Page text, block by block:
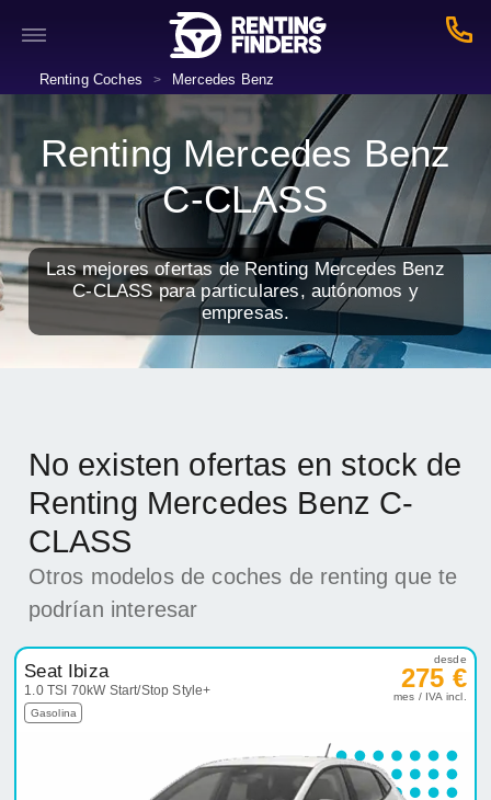
Renting Coches > Mercedes Benz
Renting Mercedes Benz
C-CLASS
Las mejores ofertas de Renting Mercedes Benz
C-CLASS para particulares, autónomos y
empresas.
No existen ofertas en stock de
Renting Mercedes Benz C-
CLASS
Otros modelos de coches de renting que te
podrían interesar
Seat Ibiza
1.0 TSI 70kW Start/Stop Style+
Gasolina
desde
275 €
mes / IVA incl.